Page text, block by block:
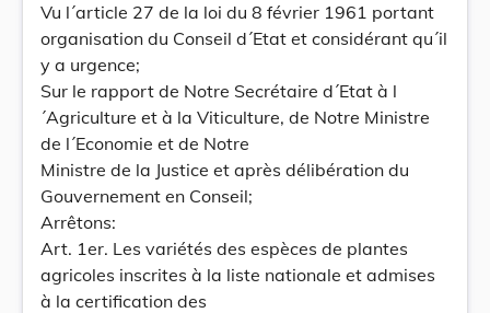
Vu l´article 27 de la loi du 8 février 1961 portant
organisation du Conseil d´Etat et considérant qu´il
y a urgence;
Sur le rapport de Notre Secrétaire d´Etat à l
´Agriculture et à la Viticulture, de Notre Ministre
de l´Economie et de Notre
Ministre de la Justice et après délibération du
Gouvernement en Conseil;
Arrêtons:
Art. 1er. Les variétés des espèces de plantes
agricoles inscrites à la liste nationale et admises
à la certification des